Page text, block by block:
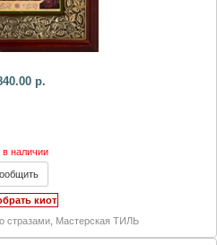
р.
в наличии
киот
стразами Мастерская ТИЛЬ